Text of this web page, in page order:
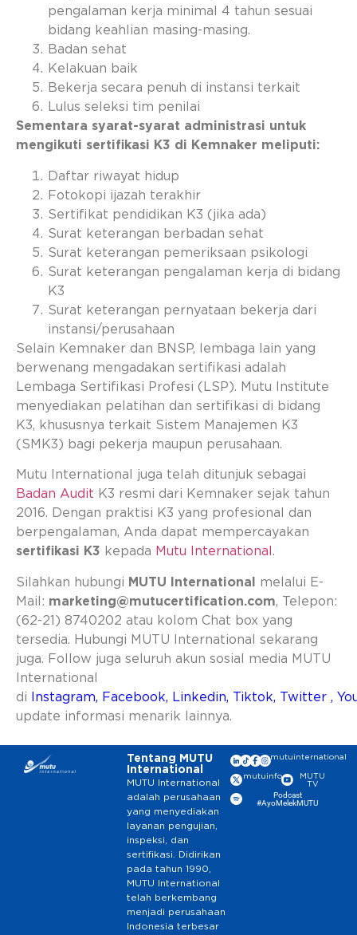
pengalaman kerja minimal 4 tahun sesuai
bidang keahlian masing-masing.
Badan sehat
Kelakuan baik
Bekerja secara penuh di instansi terkait
Lulus seleksi tim penilai
Sementara syarat-syarat administrasi untuk
mengikuti sertifikasi K3 di Kemnaker meliputi:
Daftar riwayat hidup
Fotokopi ijazah terakhir
Sertifikat pendidikan K3 (jika ada)
Surat keterangan berbadan sehat
Surat keterangan pemeriksaan psikologi
Surat keterangan pengalaman kerja di bidang
K3
Surat keterangan pernyataan bekerja dari
instansi/perusahaan
Selain Kemnaker dan BNSP, lembaga lain yang
berwenang mengadakan sertifikasi adalah
Lembaga Sertifikasi Profesi (LSP). Mutu Institute
menyediakan pelatihan dan sertifikasi di bidang
K3, khususnya terkait Sistem Manajemen K3
(SMK3) bagi pekerja maupun perusahaan.
Mutu International juga telah ditunjuk sebagai
Badan Audit K3 resmi dari Kemnaker sejak tahun
2016. Dengan praktisi K3 yang profesional dan
berpengalaman, Anda dapat mempercayakan
sertifikasi K3 kepada Mutu International .
Silahkan hubungi MUTU International
melalui E-
Mail: marketing@mutucertification.com, Telepon:
(62-21) 8740202 atau kolom Chat box yang
tersedia. Hubungi MUTU International sekarang
juga. Follow juga seluruh akun sosial media MUTU
International
di
Instagram, Facebook, Linkedin, Tiktok, Twitter ,
update informasi menarik lainnya.
Tentang MUTU
International
MUTU International
adalah perusahaan
yang menyediakan
layanan pengujian,
inspeksi, dan
sertifikasi. Didirikan
pada tahun 1990,
MUTU International
telah berkembang
menjadi perusahaan
Indonesia terbesar
mutuinternational
mutuinfo
MUTU
TV
Podcast
#AyoMelekMUTU